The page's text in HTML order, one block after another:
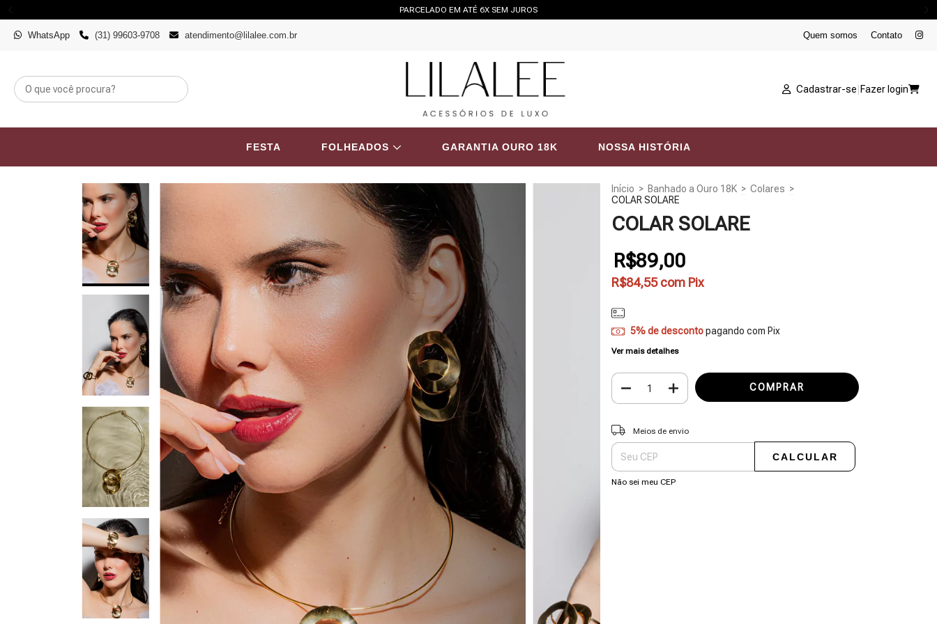
PARCELADO EM ATÉ 6X SEM JUROS
WhatsApp (31) 99603-9708 atendimento@lilalee.com.br Quem somos Contato
Cadastrar-se Fazer login
FESTA FOLHEADOS GARANTIA OURO 18K NOSSA HISTÓRIA
Início > Banhado a Ouro 18K > Colares >
COLAR SOLARE
COLAR SOLARE
R$89,00
R$84,55com Pix
5% de descontopagando com Pix
Ver mais detalhes
Entregas para o CEP:
Meios de envio
CALCULAR
Não sei meu CEP